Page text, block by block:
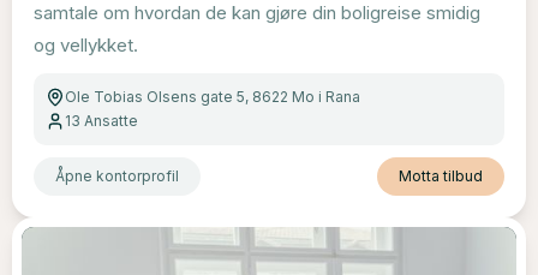
samtale om hvordan de kan gjøre din boligreise smidig
og vellykket.
Ole Tobias Olsens gate 5, 8622 Mo i Rana
13 Ansatte
Åpne kontorprofil Motta tilbud